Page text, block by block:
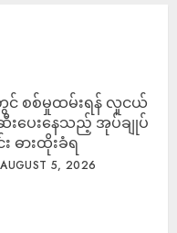
စစ်မှုထမ်းရန် လူငယ်
ဆီးပေးနေသည့် အုပ်ချုပ်
ဓားထိုးခံရ
5, 2026